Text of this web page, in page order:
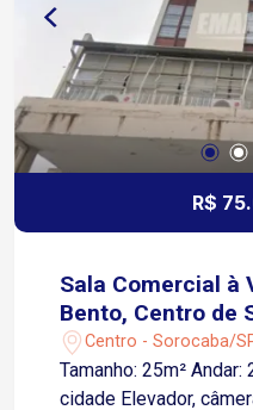
R$
Sala Comercial à
Bento, Centro de
Centro - Sorocaba/
Tamanho: 25m²
cidade Elevador,